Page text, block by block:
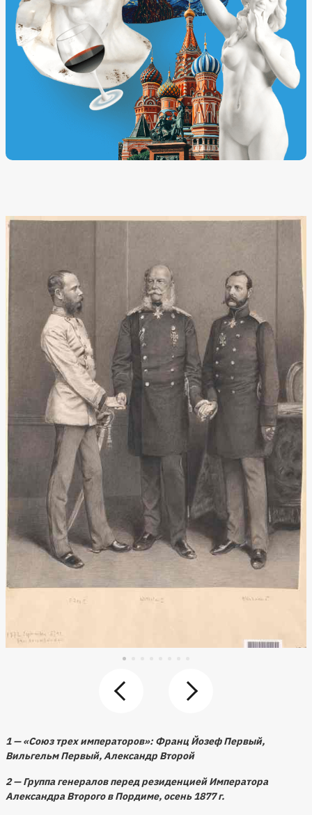
1 — «Союз трех императоров»: Франц Йозеф Первый,
Вильгельм Первый, Александр Второй
2 — Группа генералов перед резиденцией Императора
Александра Второго в Пордиме, осень 1877 г.